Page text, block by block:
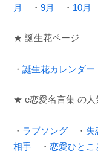
月 ・ 9月 ・ 10月
★ 誕生花ページ
・ 誕生花カレンダー
★ e恋愛名言集 の人
・ ラブソング ・ 失
相手 ・ 恋愛ひとこ